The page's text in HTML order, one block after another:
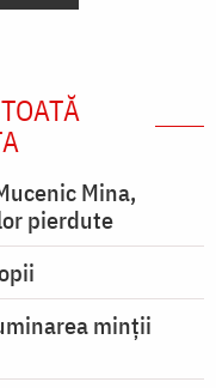
Mina,
pierdute
minţii